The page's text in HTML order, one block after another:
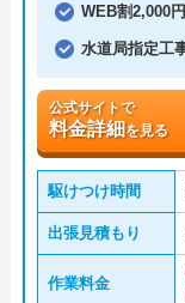
WEB割2,000
水道局指定工
公式サイトで
料金詳細を見る
駆けつけ時間
出張見積もり
作業料金